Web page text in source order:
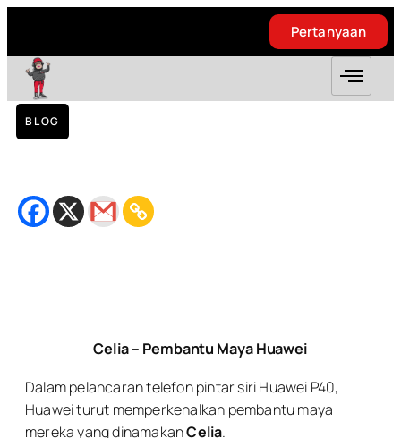
Pertanyaan
BLOG
Celia – Pembantu Maya Huawei
Dalam pelancaran telefon pintar siri Huawei P40,
Huawei turut memperkenalkan pembantu maya
mereka yang dinamakanCelia.